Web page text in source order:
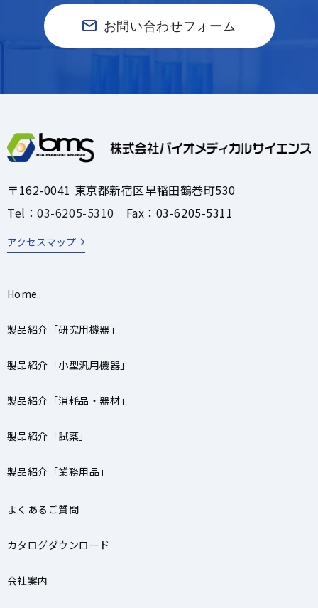
お問い合わせフォーム
〒162-0041 東京都新宿区早稲田鶴巻町530
Tel：03-6205-5310 Fax：03-6205-5311
アクセスマップ
Home
製品紹介「研究用機器」
製品紹介「小型汎用機器」
製品紹介「消耗品・器材」
製品紹介「試薬」
製品紹介「業務用品」
よくあるご質問
カタログダウンロード
会社案内